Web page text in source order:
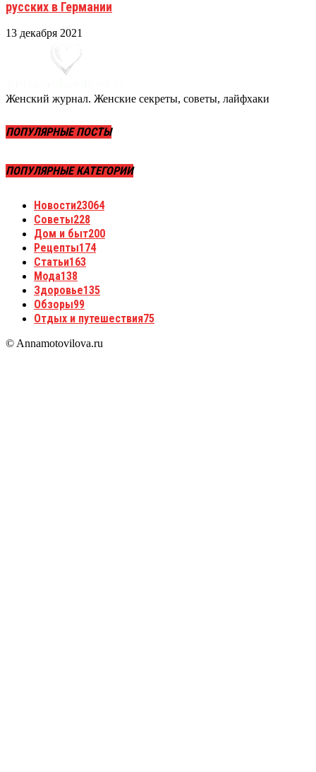
русских в Германии
13 декабря 2021
Женский журнал. Женские секреты, советы, лайфхаки
ПОПУЛЯРНЫЕ ПОСТЫ
ПОПУЛЯРНЫЕ КАТЕГОРИИ
Новости23064
Советы228
Дом и быт200
Рецепты174
Статьи163
Мода138
Здоровье135
Обзоры99
Отдых и путешествия75
© Annamotovilova.ru